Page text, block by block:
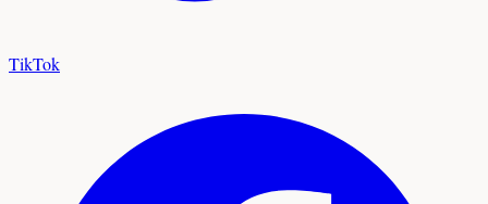
TikTok